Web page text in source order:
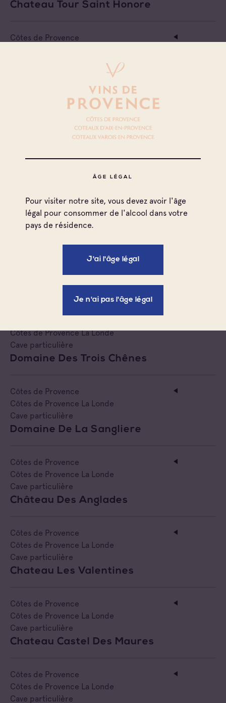
ÂGE LÉGAL
Pour visiter notre site, vous devez avoir l'âge
légal pour consommer de l'alcool dans votre
pays de résidence.
J'ai l'âge légal
Je n'ai pas l'âge légal
Chateau Tour Saint Honore
Côtes de Provence
Côtes de Provence
Côtes de Provence La Londe
Cave particulière
Château Maravenne
Côtes de Provence La Londe
Cave particulière
Domaine De Revaou
Côtes de Provence La Londe
Cave particulière
Domaine Des Trois Chênes
Côtes de Provence
Côtes de Provence La Londe
Cave particulière
Domaine De La Sangliere
Côtes de Provence
Côtes de Provence La Londe
Cave particulière
Château Des Anglades
Côtes de Provence
Côtes de Provence La Londe
Cave particulière
Chateau Les Valentines
Côtes de Provence
Côtes de Provence La Londe
Cave particulière
Chateau Castel Des Maures
Côtes de Provence
Côtes de Provence La Londe
Cave particulière